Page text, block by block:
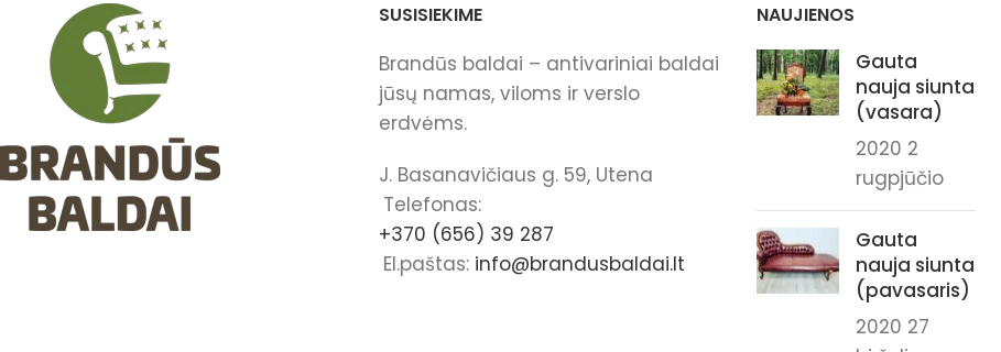
SUSISIEKIME
Brandūs baldai – antivariniai baldai
jūsų namas, viloms ir verslo
erdvėms.
J. Basanavičiaus g. 59, Utena
Telefonas:
+370 (656) 39 287
El.paštas: info@brandusbaldai.lt
NAUJIENOS
Gauta
nauja siunta
(vasara)
2020 2
rugpjūčio
Gauta
nauja siunta
(pavasaris)
2020 27